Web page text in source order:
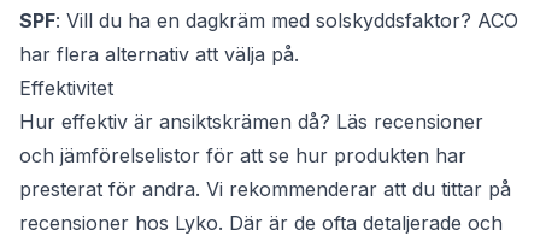
SPF: Vill du ha en dagkräm med solskyddsfaktor? ACO
har flera alternativ att välja på.
Effektivitet
Hur effektiv är ansiktskrämen då? Läs recensioner
och jämförelselistor för att se hur produkten har
presterat för andra. Vi rekommenderar att du tittar på
recensioner hos Lyko. Där är de ofta detaljerade och